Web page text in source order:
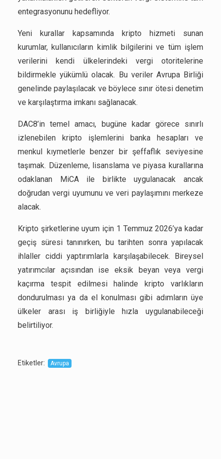
entegrasyonunu hedefliyor.
Yeni kurallar kapsamında kripto hizmeti sunan
kurumlar, kullanıcıların kimlik bilgilerini ve tüm işlem
verilerini kendi ülkelerindeki vergi otoritelerine
bildirmekle yükümlü olacak. Bu veriler Avrupa Birliği
genelinde paylaşılacak ve böylece sınır ötesi denetim
ve karşılaştırma imkanı sağlanacak.
DAC8’in temel amacı, bugüne kadar görece sınırlı
izlenebilen kripto işlemlerini banka hesapları ve
menkul kıymetlerle benzer bir şeffaflık seviyesine
taşımak. Düzenleme, lisanslama ve piyasa kurallarına
odaklanan MiCA ile birlikte uygulanacak ancak
doğrudan vergi uyumunu ve veri paylaşımını merkeze
alacak.
Kripto şirketlerine uyum için 1 Temmuz 2026’ya kadar
geçiş süresi tanınırken, bu tarihten sonra yapılacak
ihlaller ciddi yaptırımlarla karşılaşabilecek. Bireysel
yatırımcılar açısından ise eksik beyan veya vergi
kaçırma tespit edilmesi halinde kripto varlıkların
dondurulması ya da el konulması gibi adımların üye
ülkeler arası iş birliğiyle hızla uygulanabileceği
belirtiliyor.
Etiketler: Avrupa